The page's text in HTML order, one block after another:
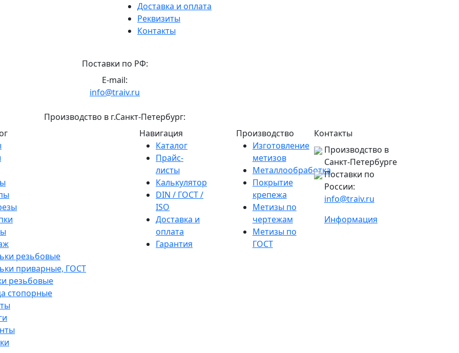
Доставка и оплата
Реквизиты
Контакты
Поставки по РФ:
E-mail:
info@traiv.ru
Производство в г.Санкт-Петербург:
резьбовые
приварные, ГОСТ
резьбовые
стопорные
Навигация
Каталог
Прайс-
листы
Калькулятор
DIN / ГОСТ /
ISO
Доставка и
оплата
Гарантия
Производство
Изготовление
метизов
Металлообработка
Покрытие
крепежа
Метизы по
чертежам
Метизы по
ГОСТ
Контакты
Производство в
Санкт-Петербурге
Поставки по
России:
info@traiv.ru
Информация